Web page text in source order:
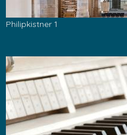
Philipkistner 1